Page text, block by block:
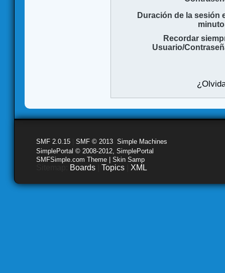
Duración de la sesión
Recordar
Usuario/
SMF 2.0.15 SMF © 2013 Simple Machines
SimplePortal © 2008-2012, SimplePortal
SMFSimple.com Theme | Skin Samp
Boards Topics XML